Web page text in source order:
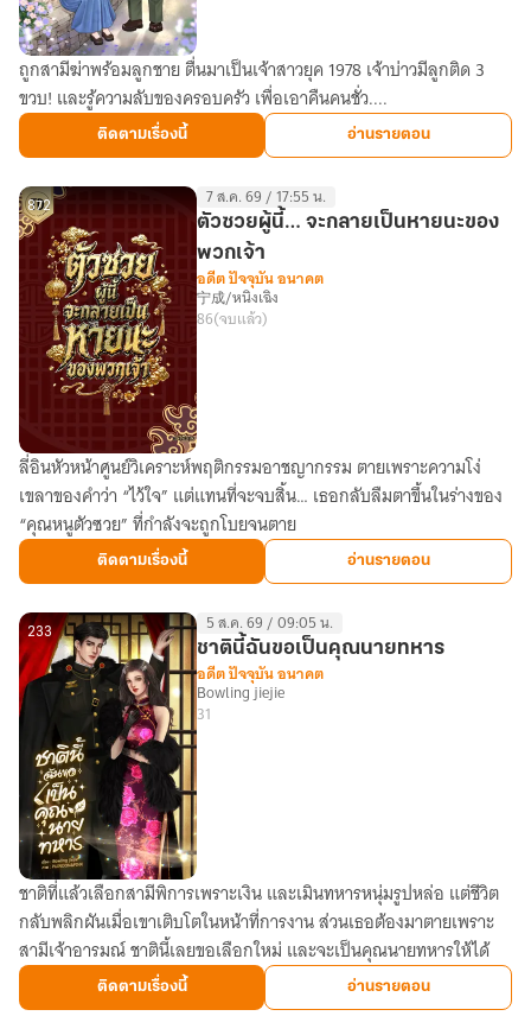
)
เกิด
ใหม่
ใน
ยุค70sเพื่อ
เป็น
แม่
เลี้ยง
สวย
สามี
หล่อ
ถูกสามีฆ่าพร้อมลูกชาย ตื่นมาเป็นเจ้าสาวยุค 1978 เจ้าบ่าวมีลูกติด 3
ขวบ! และรู้ความลับของครอบครัว เพื่อเอาคืนคนชั่ว....
ติดตามเรื่องนี้ อ่านรายตอน
ตัว
ซวย
ผู้
นี้…
จะ
กลาย
เป็น
หายนะ
ของ
พวก
เจ้า
872 7 ส.ค. 69 / 17:55 น.
ตัวซวยผู้นี้… จะกลายเป็นหายนะของ
พวกเจ้า
อดีต ปัจจุบัน อนาคต
宁成/หนิงเฉิง
86(จบแล้ว)
ลี่อินหัวหน้าศูนย์วิเคราะห์พฤติกรรมอาชญากรรม ตายเพราะความโง่
เขลาของคำว่า “ไว้ใจ” แต่แทนที่จะจบสิ้น… เธอกลับลืมตาขึ้นในร่างของ
“คุณหนูตัวซวย” ที่กำลังจะถูกโบยจนตาย
ติดตามเรื่องนี้ อ่านรายตอน
ชาติ
นี้
ฉัน
ขอ
เป็น
233 5 ส.ค. 69 / 09:05 น.
ชาตินี้ฉันขอเป็นคุณนายทหาร
อดีต ปัจจุบัน อนาคต
Bowling jiejie
31
ชาติที่แล้วเลือกสามีพิการเพราะเงิน และเมินทหารหนุ่มรูปหล่อ แต่ชีวิต
กลับพลิกผันเมื่อเขาเติบโตในหน้าที่การงาน ส่วนเธอต้องมาตายเพราะ
สามีเจ้าอารมณ์ ชาตินี้เลยขอเลือกใหม่ และจะเป็นคุณนายทหารให้ได้
ติดตามเรื่องนี้ อ่านรายตอน